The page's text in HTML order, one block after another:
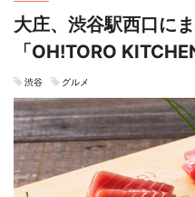
大庄、渋谷駅西口に
「OH!TORO
渋谷 グルメ